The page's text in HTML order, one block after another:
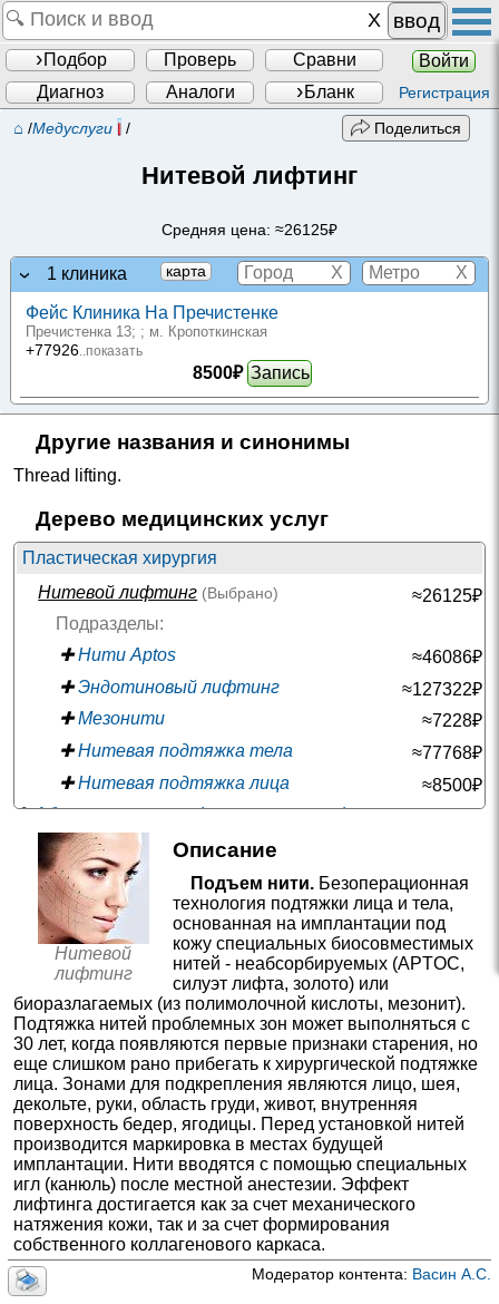
ввод
Подбор Проверь Сравни
Войти
Диагноз
Аналоги Бланк Регистрация
⌂ /Медуслуги / Поделиться
Нитевой лифтинг
Средняя цена: ≈26125₽
1 клиника карта X X
Фейс Клиника На Пречистенке
Пречистенка 13; ; м. Кропоткинская
+77926..показать
8500₽ Запись
Другие названия и синонимы
Thread lifting.
Дерево медицинских услуг
Пластическая хирургия
Нитевой лифтинг (Выбрано)
≈26125₽
Подразделы:
✚Нити Aptos
≈46086₽
✚Эндотиновый лифтинг
≈127322₽
✚Мезонити
≈7228₽
✚Нитевая подтяжка тела
≈77768₽
✚Нитевая подтяжка лица
≈8500₽
✚Абдоминопластика (пластика живота)
Блефаропластика
Брахиопластика (пластика рук)
—
Хейлопластика
≈49492₽
Консультации в пластике
—
Пластика лица
≈136322₽
✚Феморопластика (пластика бедер)
—
✚Операции по смене пола
—
✚Глютеопластика (пластика ягодиц)
≈114671₽
✚Круропластика (пластика голеней)
≈110523₽
✚Липофилинг
≈89571₽
✚Липосакция
≈60386₽
✚Маммопластика
≈96914₽
✚Ментопластика
✚Отопластика
—
✚Пластика скул и щёк
Нитевой
лифтинг
Описание
Подъем нити. Безоперационная
технология подтяжки лица и тела,
основанная на имплантации под
кожу специальных биосовместимых
нитей - неабсорбируемых (APTOC,
силуэт лифта, золото) или
биоразлагаемых (из полимолочной кислоты, мезонит).
Подтяжка нитей проблемных зон может выполняться с
30 лет, когда появляются первые признаки старения, но
еще слишком рано прибегать к хирургической подтяжке
лица. Зонами для подкрепления являются лицо, шея,
декольте, руки, область груди, живот, внутренняя
поверхность бедер, ягодицы. Перед установкой нитей
производится маркировка в местах будущей
имплантации. Нити вводятся с помощью специальных
игл (канюль) после местной анестезии. Эффект
лифтинга достигается как за счет механического
натяжения кожи, так и за счет формирования
собственного коллагенового каркаса.
Модератор контента: Васин А.С.